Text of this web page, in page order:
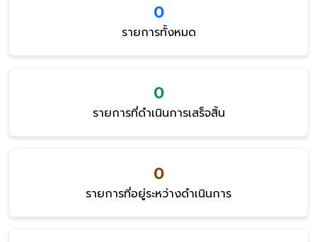
0
รายการทั้งหมด
0
รายการที่ดำเนินการเสร็จสิ้น
0
รายการที่อยู่ระหว่างดำเนินการ